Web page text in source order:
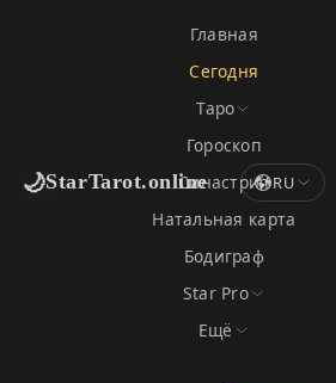
🌙StarTarot.online
Главная
Сегодня
Таро
Гороскоп
Синастрия
Натальная карта
Бодиграф
Star Pro
Ещё
RU